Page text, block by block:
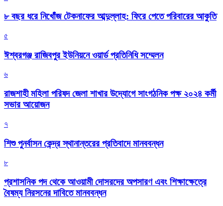
৮ বছর ধরে নিখোঁজ টেকনাফের আব্দুল্লাহ: ফিরে পেতে পরিবারের আকুতি
৫
ঈশ্বরগঞ্জ রাজিবপুর ইউনিয়নে ওয়ার্ড প্রতিনিধি সম্মেলন
৬
রাজশাহী মহিলা পরিষদ জেলা শাখার উদ্যোগে সাংগঠনিক পক্ষ ২০২৪ কর্মী
সভার আয়োজন
৭
শিশু পুনর্বাসন কেন্দ্র স্থানান্তরের প্রতিবাদে মানববন্ধন
৮
প্রশাসনিক পদ থেকে আওয়ামী দোসরদের অপসারণ এবং শিক্ষাক্ষেত্রে
বৈষম্য নিরসনের দাবিতে মানববন্ধন